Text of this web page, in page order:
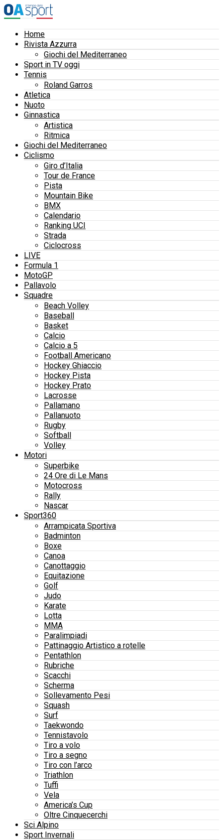
Home
Rivista Azzurra
Giochi del Mediterraneo
Sport in TV oggi
Tennis
Roland Garros
Atletica
Nuoto
Ginnastica
Artistica
Ritmica
Giochi del Mediterraneo
Ciclismo
Giro d’Italia
Tour de France
Pista
Mountain Bike
BMX
Calendario
Ranking UCI
Strada
Ciclocross
LIVE
Formula 1
MotoGP
Pallavolo
Squadre
Beach Volley
Baseball
Basket
Calcio
Calcio a 5
Football Americano
Hockey Ghiaccio
Hockey Pista
Hockey Prato
Lacrosse
Pallamano
Pallanuoto
Rugby
Softball
Volley
Motori
Superbike
24 Ore di Le Mans
Motocross
Rally
Nascar
Sport360
Arrampicata Sportiva
Badminton
Boxe
Canoa
Canottaggio
Equitazione
Golf
Judo
Karate
Lotta
MMA
Paralimpiadi
Pattinaggio Artistico a rotelle
Pentathlon
Rubriche
Scacchi
Scherma
Sollevamento Pesi
Squash
Surf
Taekwondo
Tennistavolo
Tiro a volo
Tiro a segno
Tiro con l’arco
Triathlon
Tuffi
Vela
America’s Cup
Oltre Cinquecerchi
Sci Alpino
Sport Invernali